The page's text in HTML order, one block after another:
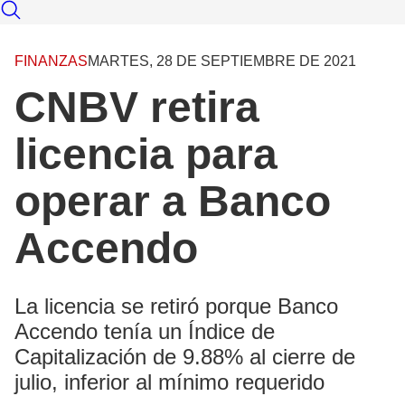
FINANZASMARTES, 28 DE SEPTIEMBRE DE 2021
CNBV retira
licencia para
operar a Banco
Accendo
La licencia se retiró porque Banco
Accendo tenía un Índice de
Capitalización de 9.88% al cierre de
julio, inferior al mínimo requerido